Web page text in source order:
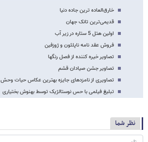
خارق‌العاده ترین جاده دنیا
قدیمی‌ترین تانک جهان
اولین هتل 5 ستاره در زیر آب
فروش عقد نامه ناپلئون و ژوزفین
تصاویر خیره کننده از فصل رنگها
تصاویر جشن صیادان قشم
تصاویری از نامزدهای جایزه بهترین عکاس حیات وحش
تبلیغ فیلمی با حس نوستالژیک توسط بهنوش بختیاری
نظر شما